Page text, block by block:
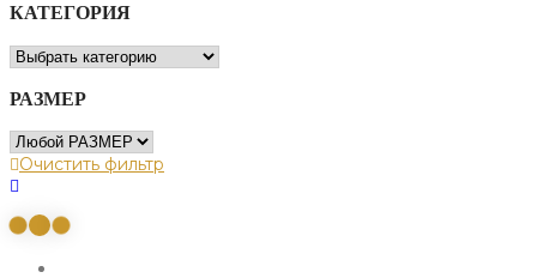
КАТЕГОРИЯ
РАЗМЕР
Очистить фильтр